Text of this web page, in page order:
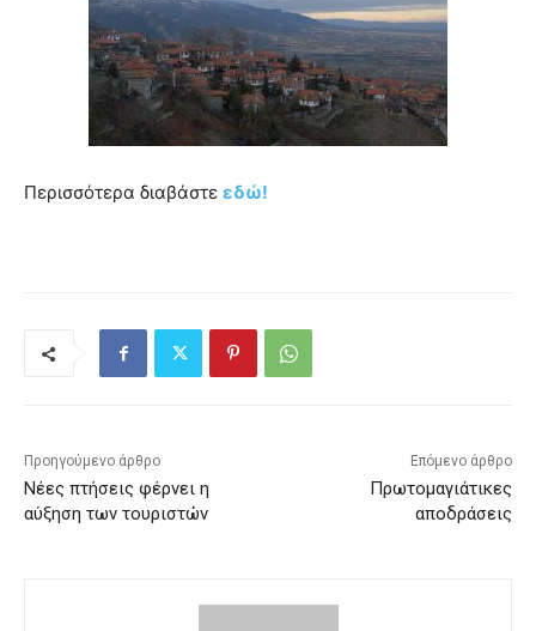
Περισσότερα διαβάστε εδώ!
Προηγούμενο άρθρο
Νέες πτήσεις φέρνει η
αύξηση των τουριστών
Επόμενο άρθρο
Πρωτομαγιάτικες
αποδράσεις